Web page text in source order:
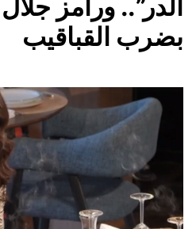
الدر”.. ورامز
بضرب القباقيب